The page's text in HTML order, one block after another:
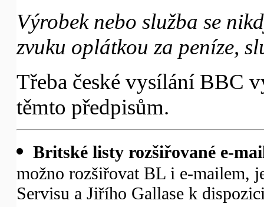
Výrobek nebo služba se
zvuku oplátkou za peníze,
Třeba české vysílání BBC
těmto předpisům.
Britské listy rozšiřované e-
možno rozšiřovat BL i e-mailem,
Servisu a Jiřího Gallase k